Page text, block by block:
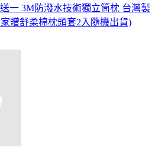
一 3M防潑水技術獨立筒枕 台灣製
贈舒柔棉枕頭套2入隨機出貨)